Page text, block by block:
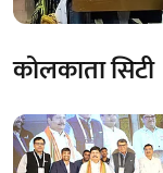
कोलकाता सिटी